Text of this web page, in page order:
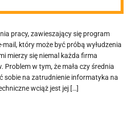
pracy, zawieszający się program
który może być próbą wyłudzenia
mierzy się niemal każda firma
Problem w tym, że mała czy średnia
sobie na zatrudnienie informatyka na
wciąż jest jej […]